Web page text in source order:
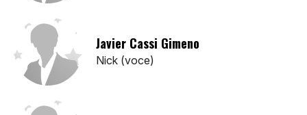
Javier Cassi Gimeno
Nick (voce)